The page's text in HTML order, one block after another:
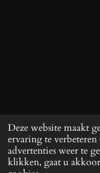
Deze website maakt
ervaring te verbeteren
advertenties weer te
klikken, gaat u